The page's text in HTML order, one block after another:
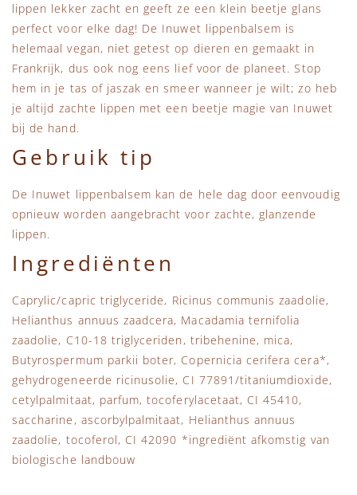
lippen lekker zacht en geeft ze een klein beetje glans
perfect voor elke dag! De Inuwet lippenbalsem is
helemaal vegan, niet getest op dieren en gemaakt in
Frankrijk, dus ook nog eens lief voor de planeet. Stop
hem in je tas of jaszak en smeer wanneer je wilt; zo heb
je altijd zachte lippen met een beetje magie van Inuwet
bij de hand.
Gebruik tip
De Inuwet lippenbalsem kan de hele dag door eenvoudig
opnieuw worden aangebracht voor zachte, glanzende
lippen.
Ingrediënten
Caprylic/capric triglyceride, Ricinus communis zaadolie,
Helianthus annuus zaadcera, Macadamia ternifolia
zaadolie, C10-18 triglyceriden, tribehenine, mica,
Butyrospermum parkii boter, Copernicia cerifera cera*,
gehydrogeneerde ricinusolie, CI 77891/titaniumdioxide,
cetylpalmitaat, parfum, tocoferylacetaat, CI 45410,
saccharine, ascorbylpalmitaat, Helianthus annuus
zaadolie, tocoferol, CI 42090 *ingrediënt afkomstig van
biologische landbouw